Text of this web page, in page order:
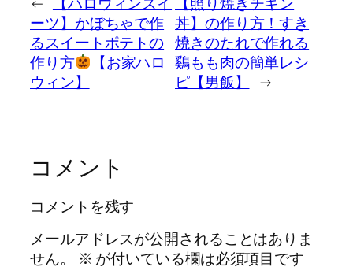
ーツ】かぼちゃで作
るスイートポテトの
作り方
【お家ハロ
ウィン】
丼】の作り方！すき
焼きのたれで作れる
鷄もも肉の簡単レシ
ピ【男飯】
→
コメント
コメントを残す
メールアドレスが公開されることはありま
せん。
※ が付いている欄は必須項目です